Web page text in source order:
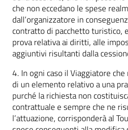
che non eccedano le spese
dall’organizzatore in
contratto di pacchetto turistico,
prova relativa ai diritti, alle
aggiuntivi risultanti dalla
4. In ogni caso il Viaggiatore
di un elemento relativo a una
purché la richiesta non
contrattuale e sempre che ne
l’attuazione, corrisponderà al